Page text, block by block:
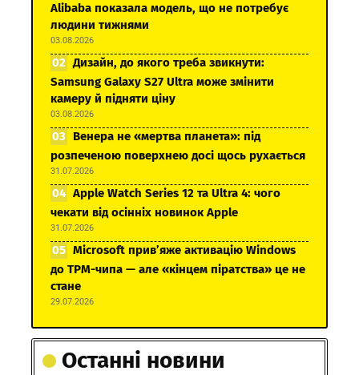
Alibaba показала модель, що не потребує
людини тижнями
03.08.2026
Дизайн, до якого треба звикнути:
Samsung Galaxy S27 Ultra може змінити
камеру й підняти ціну
03.08.2026
Венера не «мертва планета»: під
розпеченою поверхнею досі щось рухається
31.07.2026
Apple Watch Series 12 та Ultra 4: чого
чекати від осінніх новинок Apple
31.07.2026
Microsoft прив’яже активацію Windows
до TPM-чипа — але «кінцем піратства» це не
стане
29.07.2026
Останні новини